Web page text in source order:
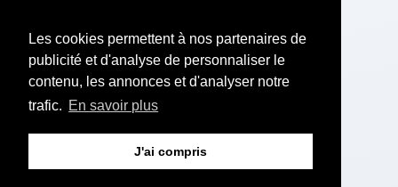
Les cookies permettent à nos partenaires de
publicité et d'analyse de personnaliser le
contenu, les annonces et d'analyser notre
trafic. En savoir plus
J'ai compris